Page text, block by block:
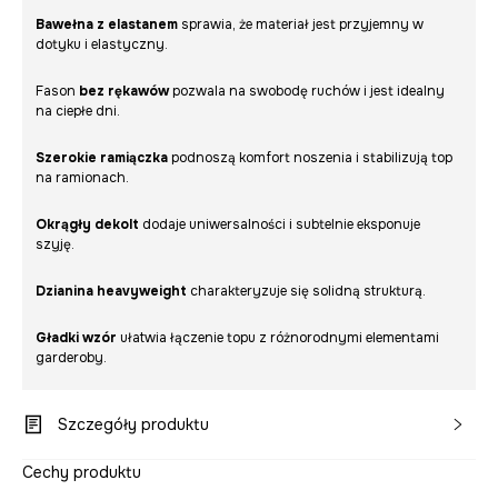
Bawełna z elastanem sprawia, że materiał jest przyjemny w
dotyku i elastyczny.
Fason bez rękawówpozwala na swobodę ruchów i jest idealny
na ciepłe dni.
Szerokie ramiączka podnoszą komfort noszenia i stabilizują top
na ramionach.
Okrągły dekolt dodaje uniwersalności i subtelnie eksponuje
szyję.
Dzianina heavyweight charakteryzuje się solidną strukturą.
Gładki wzór ułatwia łączenie topu z różnorodnymi elementami
garderoby.
Szczegóły produktu
Cechy produktu